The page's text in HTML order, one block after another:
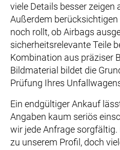
viele Details besser zeigen
Außerdem berücksichtigen
noch rollt, ob Airbags
sicherheitsrelevante Teile
Kombination aus präziser
Bildmaterial bildet die
Prüfung Ihres
Ein endgültiger Ankauf
Angaben kaum seriös
wir jede Anfrage
zu unserem Profil, doch